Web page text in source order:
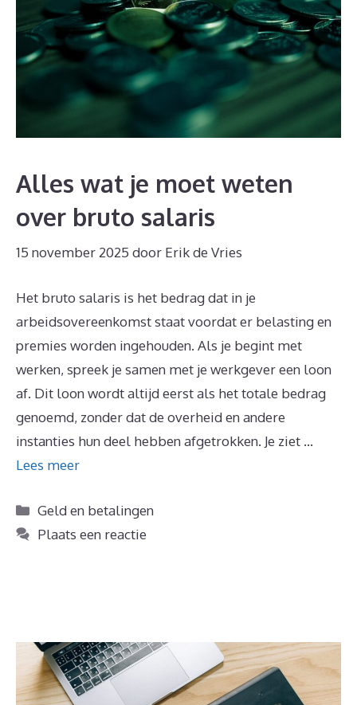
Alles wat je moet weten
over bruto salaris
15 november 2025 door Erik de Vries
Het bruto salaris is het bedrag dat in je
arbeidsovereenkomst staat voordat er belasting en
premies worden ingehouden. Als je begint met
werken, spreek je samen met je werkgever een loon
af. Dit loon wordt altijd eerst als het totale bedrag
genoemd, zonder dat de overheid en andere
instanties hun deel hebben afgetrokken. Je ziet …
Lees meer
Categorieën
Geld en betalingen
Plaats een reactie